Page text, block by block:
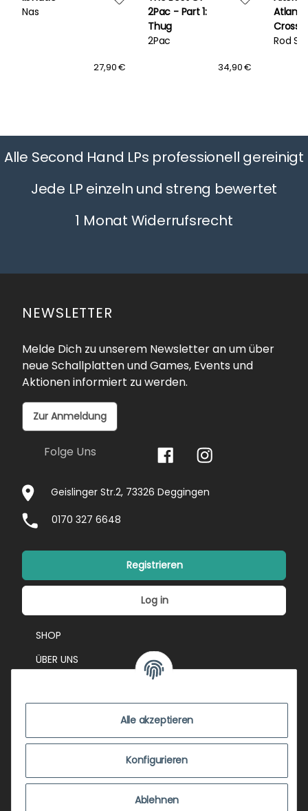
Alle akzeptieren
Konfigurieren
Ablehnen
Nas
27,90 €
2Pac - Part 1:
Thug
2Pac
34,90 €
Rod
Alle Second Hand LPs professionell gereinigt
Jede LP einzeln und streng bewertet
1 Monat Widerrufsrecht
NEWSLETTER
Melde Dich zu unserem Newsletter an um über
neue Schallplatten und Games, Events und
Aktionen informiert zu werden.
Zur Anmeldung
Folge Uns
Geislinger Str.2, 73326 Deggingen
0170 327 6648
Registrieren
Log in
SHOP
ÜBER UNS
ZUSTANDSBEWERTUNG
ZAHLUNGSMÖGLICHKEITEN